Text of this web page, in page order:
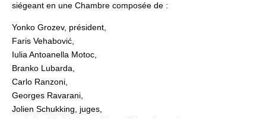
siégeant en une Chambre composée de :
Yonko Grozev, président,
Faris Vehabović,
Iulia Antoanella Motoc,
Branko Lubarda,
Carlo Ranzoni,
Georges Ravarani,
Jolien Schukking, juges,